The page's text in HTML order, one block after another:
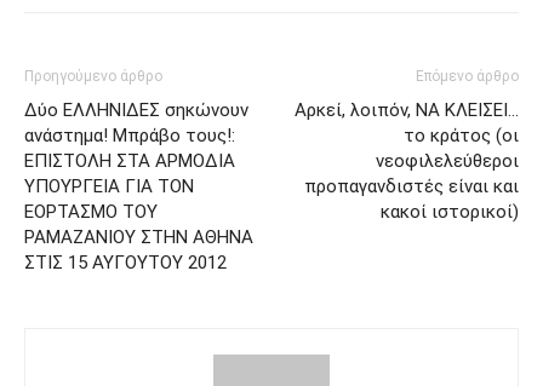
Προηγούμενο άρθρο
Δύο ΕΛΛΗΝΙΔΕΣ σηκώνουν
ανάστημα! Μπράβο τους!:
ΕΠΙΣΤΟΛΗ ΣΤΑ ΑΡΜΟΔΙΑ
ΥΠΟΥΡΓΕΙΑ ΓΙΑ ΤΟΝ
ΕΟΡΤΑΣΜΟ ΤΟΥ
ΡΑΜΑΖΑΝΙΟΥ ΣΤΗΝ ΑΘΗΝΑ
ΣΤΙΣ 15 ΑΥΓΟΥΤΟΥ 2012
Επόμενο άρθρο
Αρκεί, λοιπόν, ΝΑ ΚΛΕΙΣΕΙ…
το κράτος (οι
νεοφιλελεύθεροι
προπαγανδιστές είναι και
κακοί ιστορικοί)